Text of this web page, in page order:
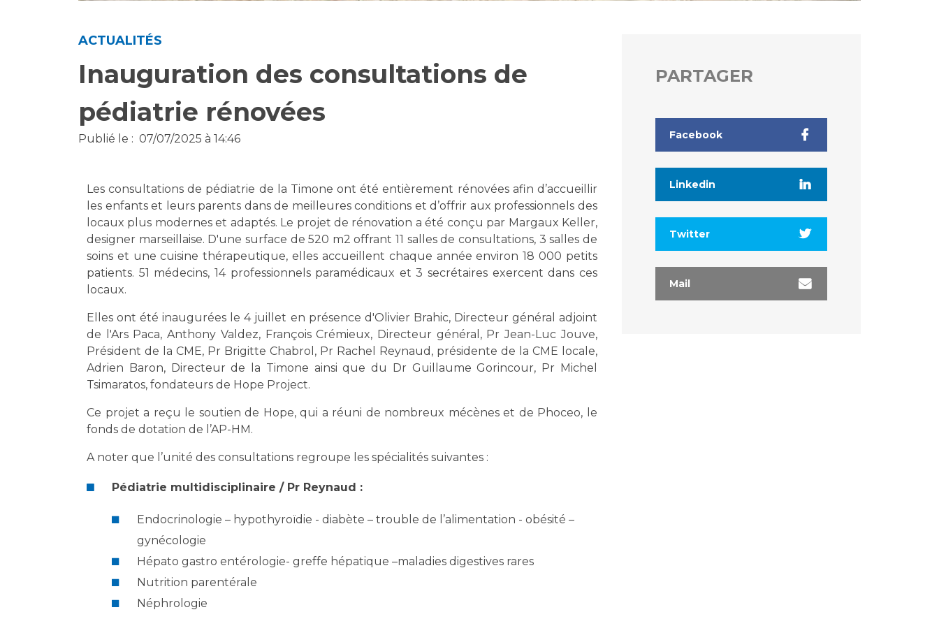
Laïcité et cultes
Livret d'accueil
Salon des familles
Transports sanitaires
Vos droits, vos devoirs
ACTUALITÉS
Inauguration des consultations de
pédiatrie rénovées
Publié le : 07/07/2025 à 14:46
Les consultations de pédiatrie de la Timone ont été entièrement rénovées afin d’accueillir
les enfants et leurs parents dans de meilleures conditions et d’offrir aux professionnels des
locaux plus modernes et adaptés. Le projet de rénovation a été conçu par Margaux Keller,
designer marseillaise. D'une surface de 520 m2 offrant 11 salles de consultations, 3 salles de
soins et une cuisine thérapeutique, elles accueillent chaque année environ 18 000 petits
patients. 51 médecins, 14 professionnels paramédicaux et 3 secrétaires exercent dans ces
locaux.
Elles ont été inaugurées le 4 juillet en présence d'Olivier Brahic, Directeur général adjoint
de l'Ars Paca, Anthony Valdez, François Crémieux, Directeur général, Pr Jean-Luc Jouve,
Président de la CME, Pr Brigitte Chabrol, Pr Rachel Reynaud, présidente de la CME locale,
Adrien Baron, Directeur de la Timone ainsi que du Dr Guillaume Gorincour, Pr Michel
Tsimaratos, fondateurs de Hope Project.
Ce projet a reçu le soutien de Hope, qui a réuni de nombreux mécènes et de Phoceo, le
fonds de dotation de l’AP-HM.
A noter que l’unité des consultations regroupe les spécialités suivantes :
Pédiatrie multidisciplinaire / Pr Reynaud :
Endocrinologie – hypothyroïdie - diabète – trouble de l’alimentation - obésité –
gynécologie
Hépato gastro entérologie- greffe hépatique –maladies digestives rares
Nutrition parentérale
Néphrologie
PARTAGER
Facebook
Linkedin
Twitter
Mail